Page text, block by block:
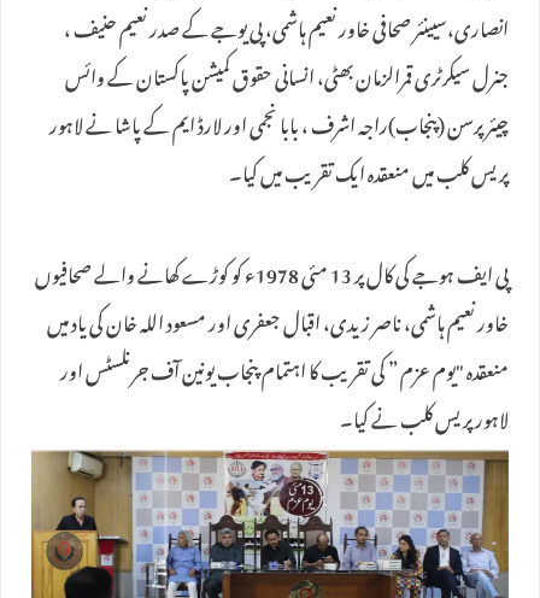
انصاری،سیینئر صحافی خاور نعیم ہاشمی، پی یوجے کے صدر نعیم حنیف ،
جنرل سیکرٹری قمرالزمان بھٹی، انسانی حقوق کمیشن پاکستان کے وائس
چیئرپرسن (پنجاب)راجہ اشرف ، بابا نجمی اور لارڈ ایم کے پاشا نے لاہور
پریس کلب میں منعقدہ ایک تقریب میں کیا۔
پی ایف ہوجے کی کال پر 13 مئی 1978ء کو کوڑے کھانے والے صحافیوں
خاور نعیم ہاشمی، ناصر زیدی، اقبال جعفری اور مسعود اللہ خان کی یاد میں
منعقدہ "یوم عزم ” کی تقریب کا اہتمام پنجاب یونین آف جرنلسٹس اور
لاہور پریس کلب نے کیا۔